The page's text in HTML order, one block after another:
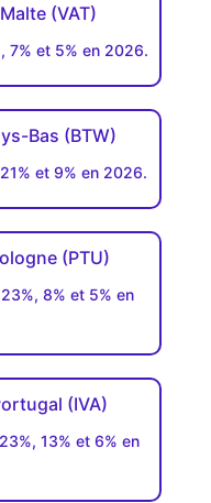
(VAT)
7% et 5% en 2026.
Bas (BTW)
et 9% en 2026.
(PTU)
8% et 5% en
(IVA)
13% et 6% en